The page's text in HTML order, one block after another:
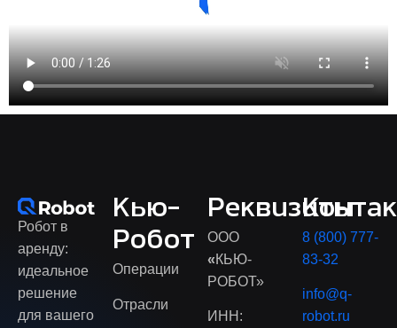
Робот в
аренду:
идеальное
решение
для вашего
Кью-
Робот
Операции
Отрасли
Реквизиты
ООО
«КЬЮ-
РОБОТ»
ИНН:
8 (800) 777-
83-32
info@q-
robot.ru